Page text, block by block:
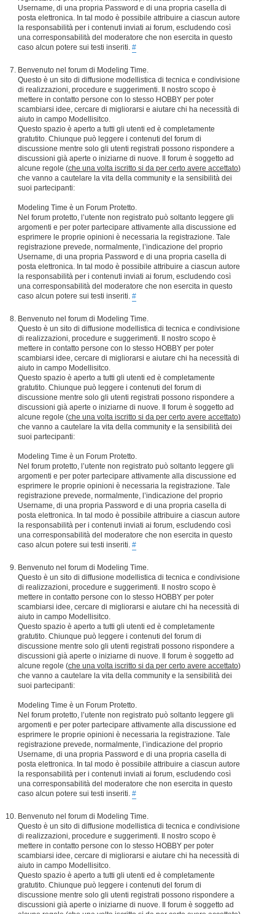
Username, di una propria Password e di una propria casella di
posta elettronica. In tal modo è possibile attribuire a ciascun autore
la responsabilità per i contenuti inviati ai forum, escludendo così
una corresponsabilità del moderatore che non esercita in questo
caso alcun potere sui testi inseriti. #
Benvenuto nel forum di Modeling Time.
Questo è un sito di diffusione modellistica di tecnica e condivisione
di realizzazioni, procedure e suggerimenti. Il nostro scopo è
mettere in contatto persone con lo stesso HOBBY per poter
scambiarsi idee, cercare di migliorarsi e aiutare chi ha necessità di
aiuto in campo Modellisitco.
Questo spazio è aperto a tutti gli utenti ed è completamente
gratutito. Chiunque può leggere i contenuti del forum di
discussione mentre solo gli utenti registrati possono rispondere a
discussioni già aperte o iniziarne di nuove. Il forum è soggetto ad
alcune regole (che una volta iscritto si da per certo avere accettato)
che vanno a cautelare la vita della community e la sensibilità dei
suoi partecipanti:
Modeling Time è un Forum Protetto.
Nel forum protetto, l’utente non registrato può soltanto leggere gli
argomenti e per poter partecipare attivamente alla discussione ed
esprimere le proprie opinioni è necessaria la registrazione. Tale
registrazione prevede, normalmente, l’indicazione del proprio
Username, di una propria Password e di una propria casella di
posta elettronica. In tal modo è possibile attribuire a ciascun autore
la responsabilità per i contenuti inviati ai forum, escludendo così
una corresponsabilità del moderatore che non esercita in questo
caso alcun potere sui testi inseriti. #
Benvenuto nel forum di Modeling Time.
Questo è un sito di diffusione modellistica di tecnica e condivisione
di realizzazioni, procedure e suggerimenti. Il nostro scopo è
mettere in contatto persone con lo stesso HOBBY per poter
scambiarsi idee, cercare di migliorarsi e aiutare chi ha necessità di
aiuto in campo Modellisitco.
Questo spazio è aperto a tutti gli utenti ed è completamente
gratutito. Chiunque può leggere i contenuti del forum di
discussione mentre solo gli utenti registrati possono rispondere a
discussioni già aperte o iniziarne di nuove. Il forum è soggetto ad
alcune regole (che una volta iscritto si da per certo avere accettato)
che vanno a cautelare la vita della community e la sensibilità dei
suoi partecipanti:
Modeling Time è un Forum Protetto.
Nel forum protetto, l’utente non registrato può soltanto leggere gli
argomenti e per poter partecipare attivamente alla discussione ed
esprimere le proprie opinioni è necessaria la registrazione. Tale
registrazione prevede, normalmente, l’indicazione del proprio
Username, di una propria Password e di una propria casella di
posta elettronica. In tal modo è possibile attribuire a ciascun autore
la responsabilità per i contenuti inviati ai forum, escludendo così
una corresponsabilità del moderatore che non esercita in questo
caso alcun potere sui testi inseriti. #
Benvenuto nel forum di Modeling Time.
Questo è un sito di diffusione modellistica di tecnica e condivisione
di realizzazioni, procedure e suggerimenti. Il nostro scopo è
mettere in contatto persone con lo stesso HOBBY per poter
scambiarsi idee, cercare di migliorarsi e aiutare chi ha necessità di
aiuto in campo Modellisitco.
Questo spazio è aperto a tutti gli utenti ed è completamente
gratutito. Chiunque può leggere i contenuti del forum di
discussione mentre solo gli utenti registrati possono rispondere a
discussioni già aperte o iniziarne di nuove. Il forum è soggetto ad
alcune regole (che una volta iscritto si da per certo avere accettato)
che vanno a cautelare la vita della community e la sensibilità dei
suoi partecipanti:
Modeling Time è un Forum Protetto.
Nel forum protetto, l’utente non registrato può soltanto leggere gli
argomenti e per poter partecipare attivamente alla discussione ed
esprimere le proprie opinioni è necessaria la registrazione. Tale
registrazione prevede, normalmente, l’indicazione del proprio
Username, di una propria Password e di una propria casella di
posta elettronica. In tal modo è possibile attribuire a ciascun autore
la responsabilità per i contenuti inviati ai forum, escludendo così
una corresponsabilità del moderatore che non esercita in questo
caso alcun potere sui testi inseriti. #
Benvenuto nel forum di Modeling Time.
Questo è un sito di diffusione modellistica di tecnica e condivisione
di realizzazioni, procedure e suggerimenti. Il nostro scopo è
mettere in contatto persone con lo stesso HOBBY per poter
scambiarsi idee, cercare di migliorarsi e aiutare chi ha necessità di
aiuto in campo Modellisitco.
Questo spazio è aperto a tutti gli utenti ed è completamente
gratutito. Chiunque può leggere i contenuti del forum di
discussione mentre solo gli utenti registrati possono rispondere a
discussioni già aperte o iniziarne di nuove. Il forum è soggetto ad